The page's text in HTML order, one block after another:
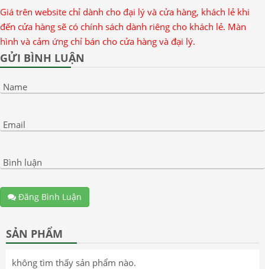
Giá trên website chỉ dành cho đại lý và cửa hàng, khách lẻ khi
đến cửa hàng sẽ có chính sách dành riêng cho khách lẻ. Màn
hình và cảm ứng chỉ bán cho cửa hàng và đại lý.
GỬI BÌNH LUẬN
Name
Email
Bình luận
Đăng Bình Luận
SẢN PHẨM
không tìm thấy sản phẩm nào.